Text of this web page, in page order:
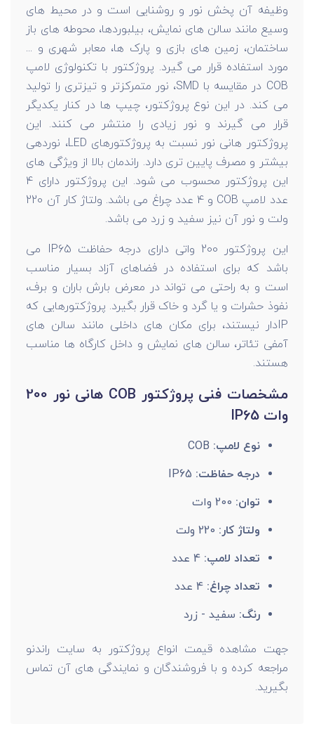
وظیفه آن پخش نور و روشنایی است و در محیط های
وسیع مانند سالن های نمایش، بیلبوردها، محوطه های باز
ساختمان، زمین های بازی و پارک ها، معابر شهری و ...
مورد استفاده قرار می گیرد. پروژکتور با تکنولوژی لامپ
COB در مقایسه با SMD، نور متمرکزتر و تیزتری را تولید
می کند. در این نوع پروژکتور، چیپ ها در کنار یکدیگر
قرار می گیرند و نور زیادی را منتشر می کنند. این
پروژکتور هانی نور نسبت به پروژکتورهای LED، نوردهی
بیشتر و مصرف پایین تری دارد. راندمان بالا از ویژگی های
این پروژکتور محسوب می شود. این پروژکتور دارای 4
عدد لامپ COB و 4 عدد چراغ می باشد. ولتاژ کار آن 220
ولت و نور آن نیز سفید و زرد می باشد.
این پروژکتور 200 واتی دارای درجه حفاظت IP65 می
باشد که برای استفاده در فضاهای آزاد بسیار مناسب
است و به راحتی می تواند در معرض بارش باران و برف،
نفوذ حشرات و یا گرد و خاک قرار بگیرد. پروژکتورهایی که
IPدار نیستند، برای مکان های داخلی مانند سالن های
آمفی تئاتر، سالن های نمایش و داخل کارگاه ها مناسب
هستند.
مشخصات فنی پروژکتور COB هانی نور 200
وات IP65
نوع لامپ: COB
درجه حفاظت: IP65
توان: 200 وات
ولتاژ کار: 220 ولت
تعداد لامپ:4 عدد
تعداد چراغ:4 عدد
رنگ: سفید - زرد
جهت مشاهده قیمت انواع پروژکتور به سایت راندنو
مراجعه کرده و با فروشندگان و نمایندگی های آن تماس
بگیرید.